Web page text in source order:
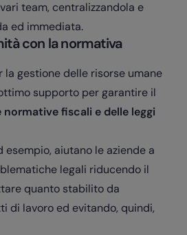
team, centralizzandola e
ed immediata.
con la normativa
la gestione delle risorse umane
supporto per garantire il
fiscali e delle leggi
esempio, aiutano le aziende a
legali riducendo il
quanto stabilito da
di lavoro ed evitando, quindi,